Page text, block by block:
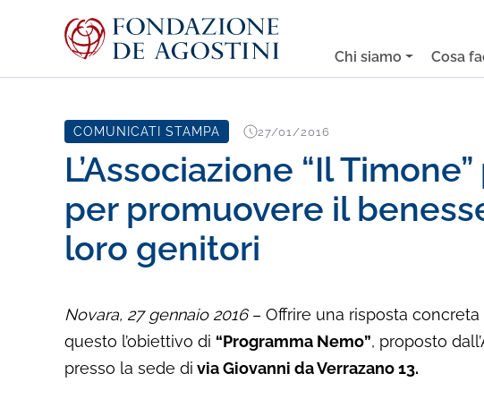
Chi siamo Cosa
COMUNICATI STAMPA 27/01/2016
L’Associazione “Il
per promuovere il
loro genitori
Novara, 27 gennaio 2016– Offrire una risposta
questo l’obiettivo di “Programma Nemo”, proposto
presso la sede di via Giovanni da Verrazano 13.